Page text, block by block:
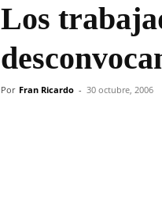
Los
Por Fran Ricardo - 30 octubre, 2006